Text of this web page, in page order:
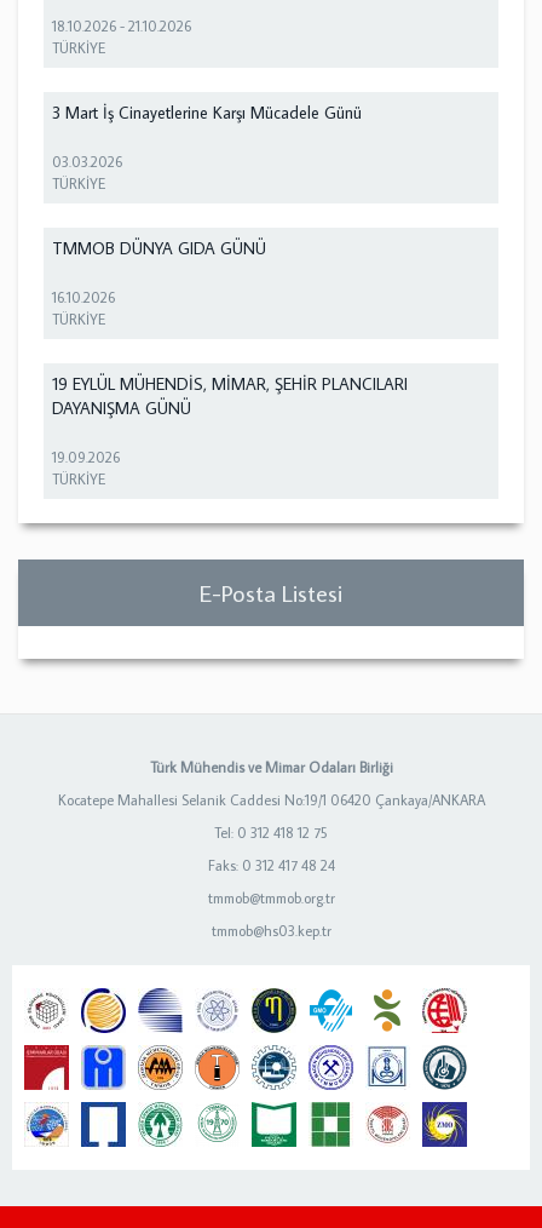
18.10.2026 -21.10.2026
TÜRKİYE
3 Mart İş Cinayetlerine Karşı Mücadele Günü
03.03.2026
TÜRKİYE
TMMOB DÜNYA GIDA GÜNÜ
16.10.2026
TÜRKİYE
19 EYLÜL MÜHENDİS, MİMAR, ŞEHİR PLANCILARI
DAYANIŞMA GÜNÜ
19.09.2026
TÜRKİYE
E-Posta Listesi
Türk Mühendis ve Mimar Odaları Birliği
Kocatepe Mahallesi Selanik Caddesi No:19/1 06420 Çankaya/ANKARA
Tel: 0 312 418 12 75
Faks: 0 312 417 48 24
tmmob@tmmob.org.tr
tmmob@hs03.kep.tr